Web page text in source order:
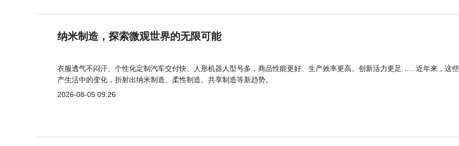
纳米制造，探索微观世界的无限可能
衣服透气不闷汗、个性化定制汽车交付快、人形机器人型号多，商品性能更好、生产效率更高、创新活力更足……近年来，这
产生活中的变化，折射出纳米制造、柔性制造、共享制造等新趋势。
2026-08-05 09:26